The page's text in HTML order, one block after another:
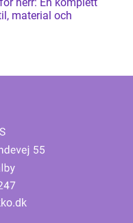
herr: En komplett
material och